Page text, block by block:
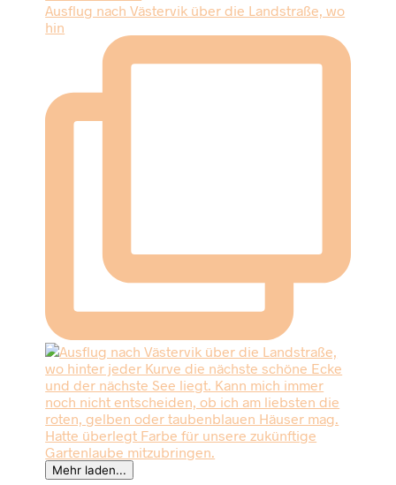
Ausflug nach Västervik über die Landstraße, wo
hin
Mehr laden...